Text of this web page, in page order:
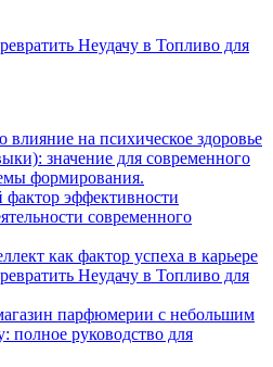
Неудачу в Топливо для
влияние на психическое здоровье
значение для современного
формирования.
эффективности
современного
как фактор успеха в карьере
Неудачу в Топливо для
парфюмерии с небольшим
полное руководство для